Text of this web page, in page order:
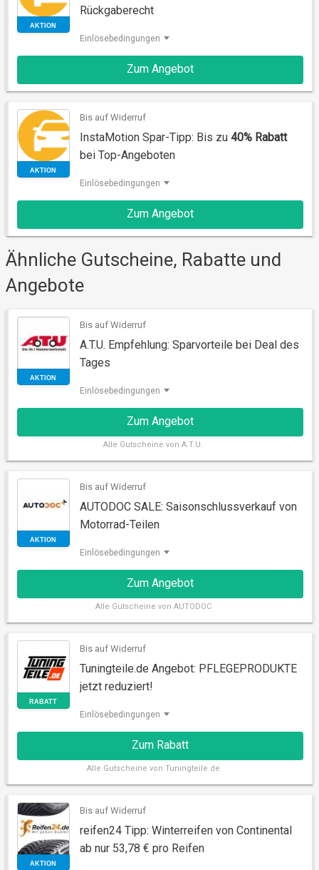
AKTION
Rückgaberecht
Einlösebedingungen
Zum Angebot
Bis auf Widerruf
InstaMotion Spar-Tipp: Bis zu40% Rabatt
bei Top-Angeboten
Einlösebedingungen
Zum Angebot
Ähnliche Gutscheine, Rabatte und
Angebote
AKTION
Bis auf Widerruf
A.T.U. Empfehlung: Sparvorteile bei Deal des
Tages
Einlösebedingungen
Zum Angebot
Alle Gutscheine von A.T.U.
AKTION
Bis auf Widerruf
AUTODOC SALE: Saisonschlussverkauf von
Motorrad-Teilen
Einlösebedingungen
Zum Angebot
Alle Gutscheine von AUTODOC
RABATT
Bis auf Widerruf
Tuningteile.de Angebot: PFLEGEPRODUKTE
jetzt reduziert!
Einlösebedingungen
Zum Rabatt
Alle Gutscheine von Tuningteile.de
Bis auf Widerruf
reifen24 Tipp: Winterreifen von Continental
ab nur 53,78 € pro Reifen